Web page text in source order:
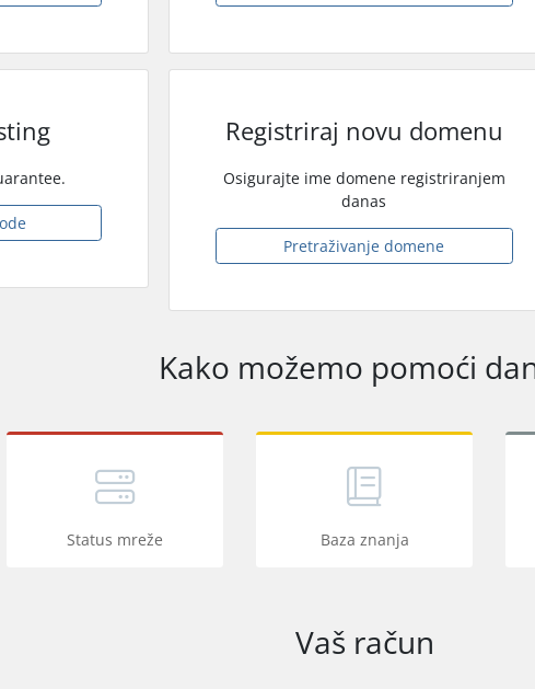
Registriraj novu domenu
Osigurajte ime domene registriranjem
danas
Pretraživanje domene
Kako možemo pomoći
Status mreže Baza znanja
Vaš račun